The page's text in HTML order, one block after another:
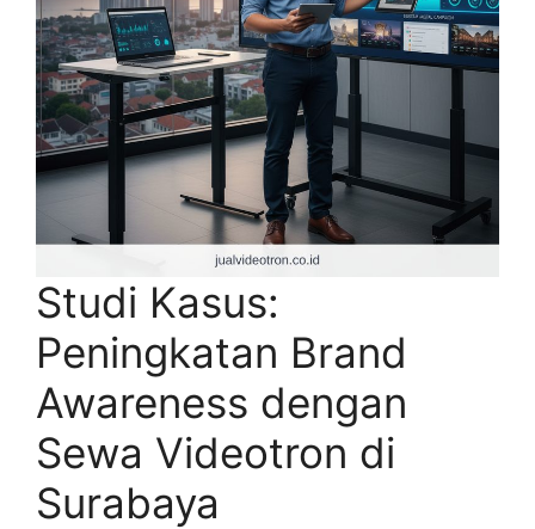
Studi Kasus:
Peningkatan Brand
Awareness dengan
Sewa Videotron di
Surabaya